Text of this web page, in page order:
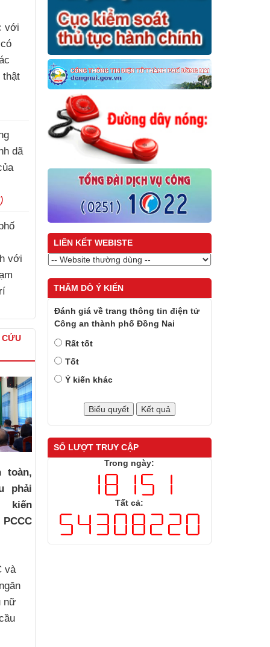
với
thật
dã
với
CỨU
toàn,
phải
kiến
và
nữ
LIÊN KẾT WEBISTE
THĂM DÒ Ý KIẾN
Đánh giá về trang thông tin điện tử
Công an thành phố Đồng Nai
Rất tốt
Tốt
Ý kiến khác
SỐ LƯỢT TRUY CẬP
Trong ngày:
Tất cả: